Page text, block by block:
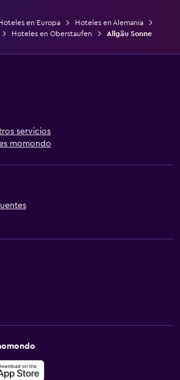
en Europa
Hoteles en Alemania
Hoteles en Oberstaufen Allgäu Sonne
servicios
momondo